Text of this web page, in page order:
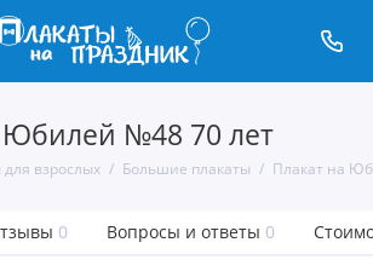
Юбилей №48 70 лет
взрослых Большие плакаты Плакат на
0 Вопросы и ответы 0